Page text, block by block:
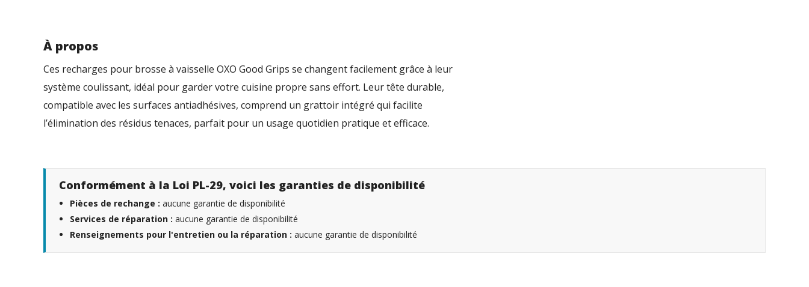
À propos
Ces recharges pour brosse à vaisselle OXO Good Grips se changent facilement grâce à leur
système coulissant, idéal pour garder votre cuisine propre sans effort. Leur tête durable,
compatible avec les surfaces antiadhésives, comprend un grattoir intégré qui facilite
l’élimination des résidus tenaces, parfait pour un usage quotidien pratique et efficace.
Conformément à la Loi PL-29, voici les garanties de disponibilité
Pièces de rechange : aucune garantie de disponibilité
Services de réparation : aucune garantie de disponibilité
Renseignements pour l'entretien ou la réparation : aucune garantie de disponibilité